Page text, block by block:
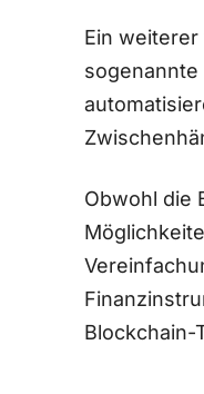
Ein
Obwohl die
Blockchain-